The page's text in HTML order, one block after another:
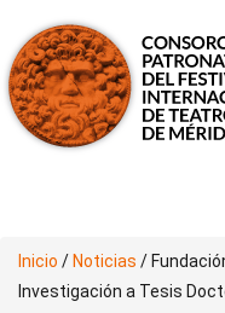
Inicio / Noticias /
Investigación a Tesis